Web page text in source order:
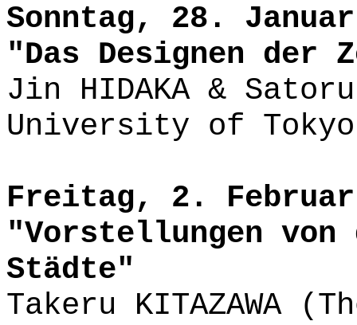
Sonntag, 28. Januar
"Das Designen der
Jin HIDAKA & Satoru
University of
Freitag, 2. Februar
"Vorstellungen
Städte"
Takeru KITAZAWA